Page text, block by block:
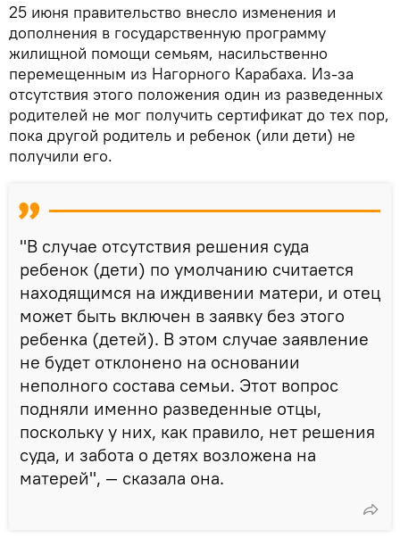
25 июня правительство внесло изменения и
дополнения в государственную программу
жилищной помощи семьям, насильственно
перемещенным из Нагорного Карабаха. Из-за
отсутствия этого положения один из разведенных
родителей не мог получить сертификат до тех пор,
пока другой родитель и ребенок (или дети) не
получили его.
"В случае отсутствия решения суда
ребенок (дети) по умолчанию считается
находящимся на иждивении матери, и отец
может быть включен в заявку без этого
ребенка (детей). В этом случае заявление
не будет отклонено на основании
неполного состава семьи. Этот вопрос
подняли именно разведенные отцы,
поскольку у них, как правило, нет решения
суда, и забота о детях возложена на
матерей", — сказала она.